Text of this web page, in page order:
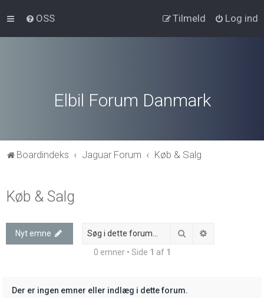
OSS Log ind
Tilmeld
Elbil Forum Danmark
Boardindeks Jaguar Forum Køb & Salg
Køb & Salg
Nyt emne Søg
0 emner • Side 1 af 1
Der er ingen emner eller indlæg i dette forum.